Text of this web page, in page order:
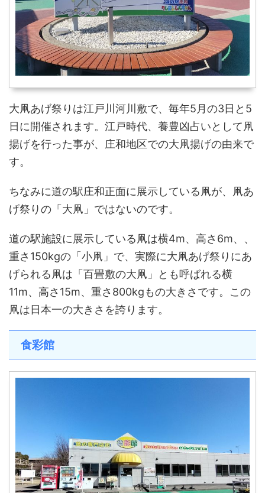
大凧あげ祭りは江戸川河川敷で、毎年5月の3日と5
日に開催されます。江戸時代、養豊凶占いとして凧
揚げを行った事が、庄和地区での大凧揚げの由来で
す。
ちなみに道の駅庄和正面に展示している凧が、凧あ
げ祭りの「大凧」ではないのです。
道の駅施設に展示している凧は横4m、高さ6m、、
重さ150kgの「小凧」で、実際に大凧あげ祭りにあ
げられる凧は「百畳敷の大凧」とも呼ばれる横
11m、高さ15m、重さ800kgもの大きさです。この
凧は日本一の大きさを誇ります。
食彩館